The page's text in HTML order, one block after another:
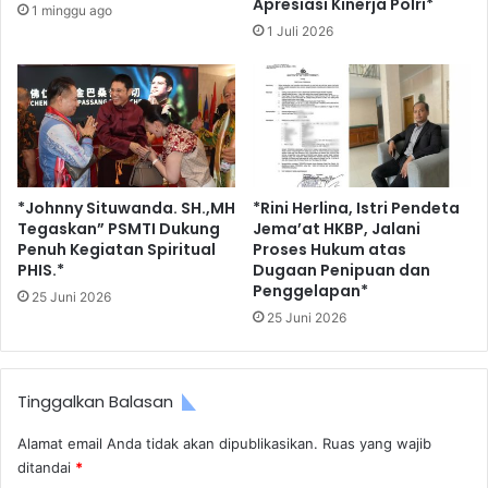
1 minggu ago
1 Juli 2026
*Johnny Situwanda. SH.,MH
Tegaskan” PSMTI Dukung
Penuh Kegiatan Spiritual
PHIS.*
25 Juni 2026
*Rini Herlina, Istri Pendeta
Jema’at HKBP, Jalani
Proses Hukum atas
Dugaan Penipuan dan
Penggelapan*
25 Juni 2026
Tinggalkan Balasan
Alamat email Anda tidak akan dipublikasikan. Ruas yang wajib
ditandai *